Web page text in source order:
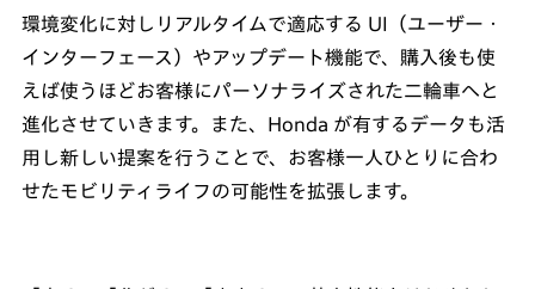
環境変化に対しリアルタイムで適応する UI（ユーザー・
インターフェース）やアップデート機能で、購入後も使
えば使うほどお客様にパーソナライズされた二輪車へと
進化させていきます。また、Honda が有するデータも活
用し新しい提案を行うことで、お客様一人ひとりに合わ
せたモビリティライフの可能性を拡張します。